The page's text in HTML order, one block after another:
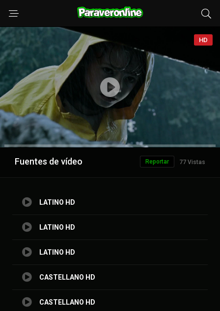
HD
Anuncio
Fuentes de vídeo 77 Vistas
Reportar
LATINO HD
LATINO HD
LATINO HD
CASTELLANO HD
CASTELLANO HD